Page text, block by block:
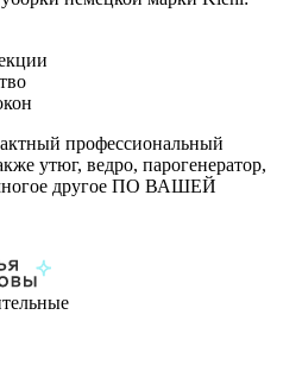
профессиональный
утюг, ведро, парогенератор,
другое ПО ВАШЕЙ